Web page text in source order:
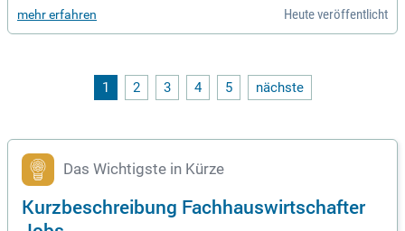
mehr erfahren Heute veröffentlicht
1 2 3 4 5 nächste
Das Wichtigste in Kürze
Kurzbeschreibung Fachhauswirtschafter